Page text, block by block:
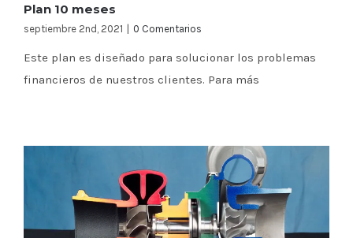
Plan 10 meses
septiembre 2nd, 2021 0 Comentarios
Este plan es diseñado para solucionar los problemas
financieros de nuestros clientes. Para más